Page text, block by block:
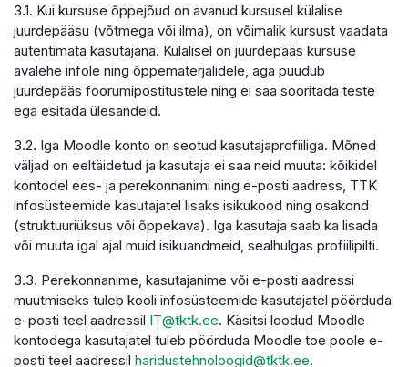
3.1. Kui kursuse õppejõud on avanud kursusel külalise
juurdepääsu (võtmega või ilma), on võimalik kursust vaadata
autentimata kasutajana. Külalisel on juurdepääs kursuse
avalehe infole ning õppematerjalidele, aga puudub
juurdepääs foorumipostitustele ning ei saa sooritada teste
ega esitada ülesandeid.
3.2. Iga Moodle konto on seotud kasutajaprofiiliga. Mõned
väljad on eeltäidetud ja kasutaja ei saa neid muuta: kõikidel
kontodel ees- ja perekonnanimi ning e-posti aadress, TTK
infosüsteemide kasutajatel lisaks isikukood ning osakond
(struktuuriüksus või õppekava). Iga kasutaja saab ka lisada
või muuta igal ajal muid isikuandmeid, sealhulgas profiilipilti.
3.3. Perekonnanime, kasutajanime või e-posti aadressi
muutmiseks tuleb kooli infosüsteemide kasutajatel pöörduda
e-posti teel aadressil IT@tktk.ee. Käsitsi loodud Moodle
kontodega kasutajatel tuleb pöörduda Moodle toe poole e-
posti teel aadressil haridustehnoloogid@tktk.ee.